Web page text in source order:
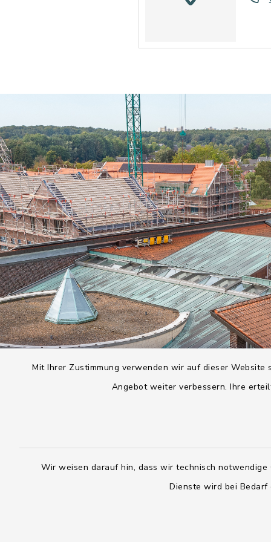
Mit Ihrer Zustimmung verwenden wir auf dieser
Angebot weiter verbessern. Ihre
Wir weisen darauf hin, dass wir technisch
Dienste wird bei